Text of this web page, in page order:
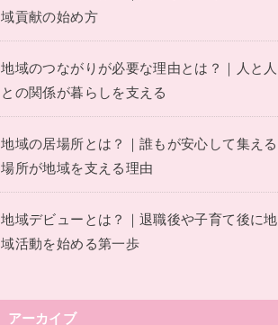
域貢献の始め方
地域のつながりが必要な理由とは？｜人と人
との関係が暮らしを支える
地域の居場所とは？｜誰もが安心して集える
場所が地域を支える理由
地域デビューとは？｜退職後や子育て後に地
域活動を始める第一歩
アーカイブ